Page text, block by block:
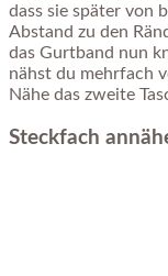
dass sie später von
Abstand zu den
das Gurtband nun
nähst du mehrfach
Nähe das zweite
Steckfach